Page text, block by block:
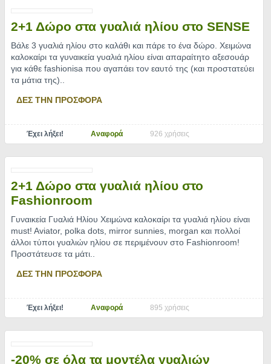
2+1 Δώρο στα γυαλιά ηλίου στο SENSE
Βάλε 3 γυαλιά ηλίου στο καλάθι και πάρε το ένα δώρο. Χειμώνα
καλοκαίρι τα γυναικεία γυαλιά ηλίου είναι απαραίτητο αξεσουάρ
για κάθε fashionisa που αγαπάει τον εαυτό της (και προστατεύει
τα μάτια της)
ΔΕΣ ΤΗΝ ΠΡΟΣΦΟΡΑ
Έχει λήξει! Αναφορά 926 χρήσεις
2+1 Δώρο στα γυαλιά ηλίου στο
Fashionroom
Γυναικεία Γυαλιά Ηλίου Χειμώνα καλοκαίρι τα γυαλιά ηλίου είναι
must! Aviator, polka dots, mirror sunnies, morgan και πολλοί
άλλοι τύποι γυαλιών ηλίου σε περιμένουν στο Fashionroom!
Προστάτευσε τα μάτι..
ΔΕΣ ΤΗΝ ΠΡΟΣΦΟΡΑ
Έχει λήξει! Αναφορά 895 χρήσεις
-20% σε όλα τα μοντέλα γυαλιών